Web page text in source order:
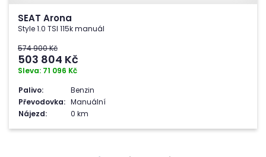
SEAT Arona
Style 1.0 TSI 115k manuál
574 900 Kč
503 804 Kč
Sleva: 71 096 Kč
Palivo:
Benzin
Převodovka: Manuální
Nájezd:
0 km